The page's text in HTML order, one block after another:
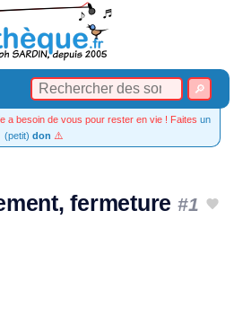
a besoin de vous pour rester en vie ! Faites un
(petit) don ⚠️
fermeture #1